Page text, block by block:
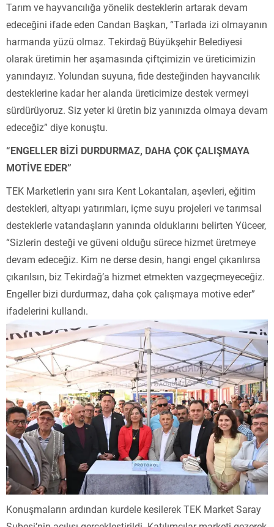
Tarım ve hayvancılığa yönelik desteklerin artarak devam
edeceğini ifade eden Candan Başkan, “Tarlada izi olmayanın
harmanda yüzü olmaz. Tekirdağ Büyükşehir Belediyesi
olarak üretimin her aşamasında çiftçimizin ve üreticimizin
yanındayız. Yolundan suyuna, fide desteğinden hayvancılık
desteklerine kadar her alanda üreticimize destek vermeyi
sürdürüyoruz. Siz yeter ki üretin biz yanınızda olmaya devam
edeceğiz” diye konuştu.
“ENGELLER BİZİ DURDURMAZ, DAHA ÇOK ÇALIŞMAYA
MOTİVE EDER”
TEK Marketlerin yanı sıra Kent Lokantaları, aşevleri, eğitim
destekleri, altyapı yatırımları, içme suyu projeleri ve tarımsal
desteklerle vatandaşların yanında olduklarını belirten Yüceer,
“Sizlerin desteği ve güveni olduğu sürece hizmet üretmeye
devam edeceğiz. Kim ne derse desin, hangi engel çıkarılırsa
çıkarılsın, biz Tekirdağ’a hizmet etmekten vazgeçmeyeceğiz.
Engeller bizi durdurmaz, daha çok çalışmaya motive eder”
ifadelerini kullandı.
Konuşmaların ardından kurdele kesilerek TEK Market Saray